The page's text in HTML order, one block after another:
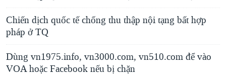
Chiến dịch quốc tế chống thu thập nội tạng bất hợp
pháp ở TQ
Dùng vn1975.info, vn3000.com, vn510.com để vào
VOA hoặc Facebook nếu bị chặn